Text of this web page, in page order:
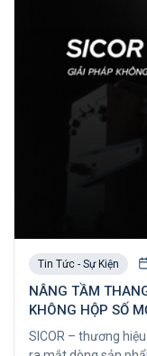
Tin Tức - Sự Kiện
NÂNG TẦM
KHÔNG HỘP SỐ
SICOR – thương